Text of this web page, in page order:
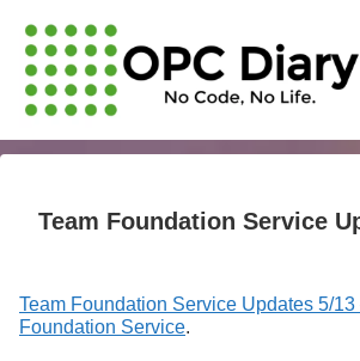
Team Foundation Service
Team Foundation Service Updates 5/13
Foundation Service.